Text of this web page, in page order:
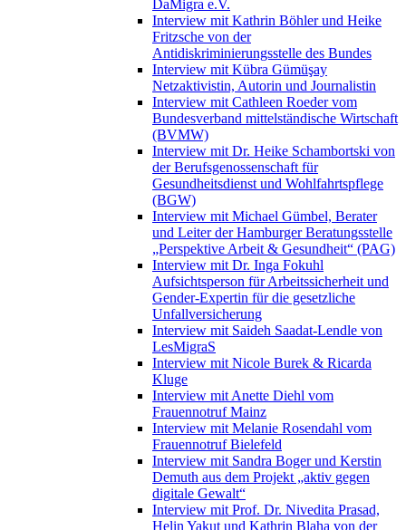
DaMigra e.V.
Interview mit Kathrin Böhler und Heike
Fritzsche von der
Antidiskriminierungsstelle des Bundes
Interview mit Kübra Gümüşay
Netzaktivistin, Autorin und Journalistin
Interview mit Cathleen Roeder vom
Bundesverband mittelständische Wirtschaft
(BVMW)
Interview mit Dr. Heike Schambortski von
der Berufsgenossenschaft für
Gesundheitsdienst und Wohlfahrtspflege
(BGW)
Interview mit Michael Gümbel, Berater
und Leiter der Hamburger Beratungsstelle
„Perspektive Arbeit & Gesundheit“ (PAG)
Interview mit Dr. Inga Fokuhl
Aufsichtsperson für Arbeitssicherheit und
Gender-Expertin für die gesetzliche
Unfallversicherung
Interview mit Saideh Saadat-Lendle von
LesMigraS
Interview mit Nicole Burek & Ricarda
Kluge
Interview mit Anette Diehl vom
Frauennotruf Mainz
Interview mit Melanie Rosendahl vom
Frauennotruf Bielefeld
Interview mit Sandra Boger und Kerstin
Demuth aus dem Projekt „aktiv gegen
digitale Gewalt“
Interview mit Prof. Dr. Nivedita Prasad,
Helin Yakut und Kathrin Blaha von der